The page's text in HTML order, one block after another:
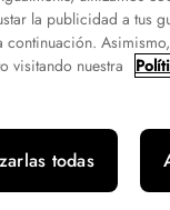
la publicidad a tus
visitando nuestra
todas